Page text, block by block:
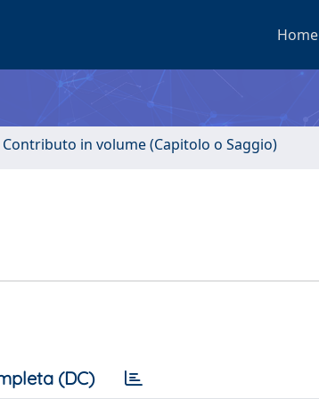
Home
Contributo in volume (Capitolo o Saggio)
(DC)